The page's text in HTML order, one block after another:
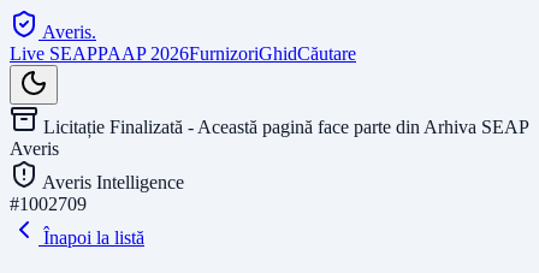
Averis.
Live SEAPPAAP 2026FurnizoriGhidCăutare
Licitație Finalizată - Această pagină face parte din Arhiva SEAP
Averis
Averis Intelligence
#1002709
Înapoi la listă